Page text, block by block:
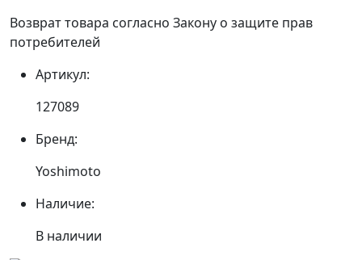
Возврат товара согласно Закону о защите прав
потребителей
Артикул:
127089
Бренд:
Yoshimoto
Наличие:
В наличии